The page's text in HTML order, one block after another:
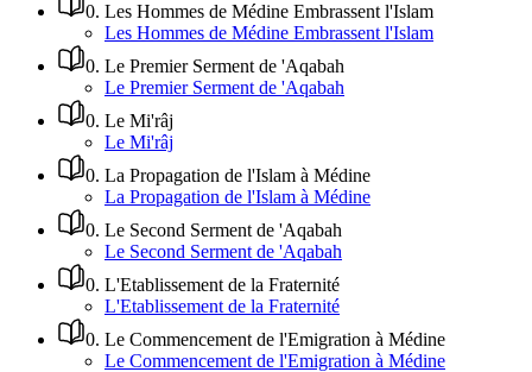
0. Les Hommes de Médine Embrassent l'Islam
Les Hommes de Médine Embrassent l'Islam
0. Le Premier Serment de 'Aqabah
Le Premier Serment de 'Aqabah
0. Le Mi'râj
Le Mi'râj
0. La Propagation de l'Islam à Médine
La Propagation de l'Islam à Médine
0. Le Second Serment de 'Aqabah
Le Second Serment de 'Aqabah
0. L'Etablissement de la Fraternité
L'Etablissement de la Fraternité
0. Le Commencement de l'Emigration à Médine
Le Commencement de l'Emigration à Médine